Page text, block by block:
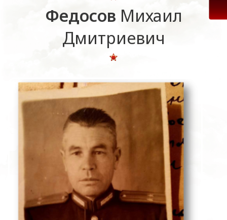
Федосов Михаил
Дмитриевич